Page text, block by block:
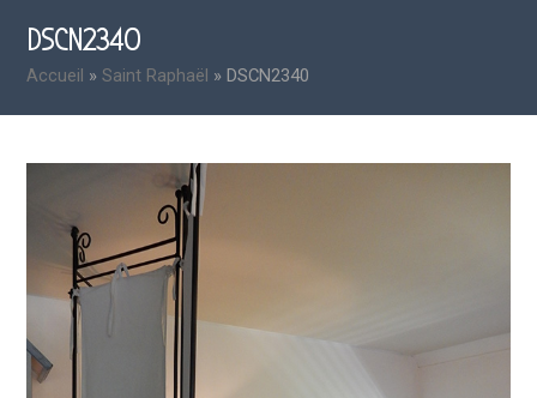
DSCN2340
Accueil »Saint Raphaël »DSCN2340